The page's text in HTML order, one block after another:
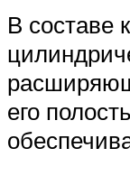
В составе
его